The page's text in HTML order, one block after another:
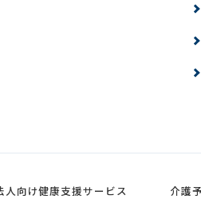
人向け健康支援サービス 介護